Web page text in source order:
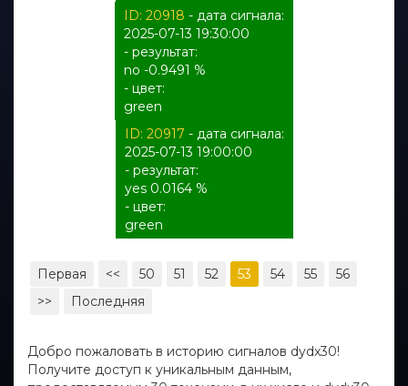
ID: 20918 - дата сигнала:
2025-07-13 19:30:00
- результат:
no -0.9491 %
- цвет:
green
ID: 20917 - дата сигнала:
2025-07-13 19:00:00
- результат:
yes 0.0164 %
- цвет:
green
Первая << 50 51 52 53 54 55
56
>>
Последняя
Добро пожаловать в историю сигналов dydx30!
Получите доступ к уникальным данным,